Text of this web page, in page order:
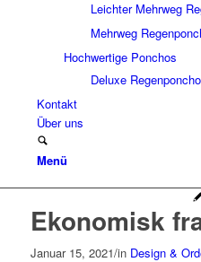
Leichter Mehrweg
Mehrweg
Hochwertige Ponchos
Deluxe
Kontakt
Über uns
Menü
Ekonomisk
Januar 15, 2021/in Design &